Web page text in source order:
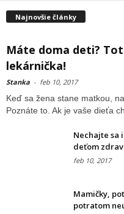
Najnovšie články
Máte doma deti?
lekárnička!
Stanka - feb 10, 2017
Keď sa žena stane matkou,
Poznáte to. Ak je vaše dieťa
Nechajte sa
deťom
feb 10, 2017
Mamičky,
potratom